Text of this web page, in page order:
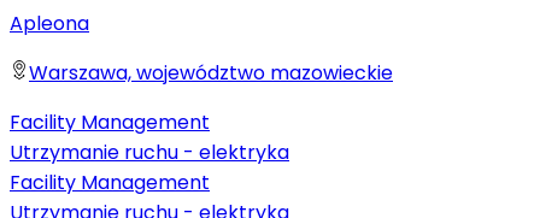
Apleona
Warszawa, województwo mazowieckie
Facility Management
Utrzymanie ruchu - elektryka
Facility Management